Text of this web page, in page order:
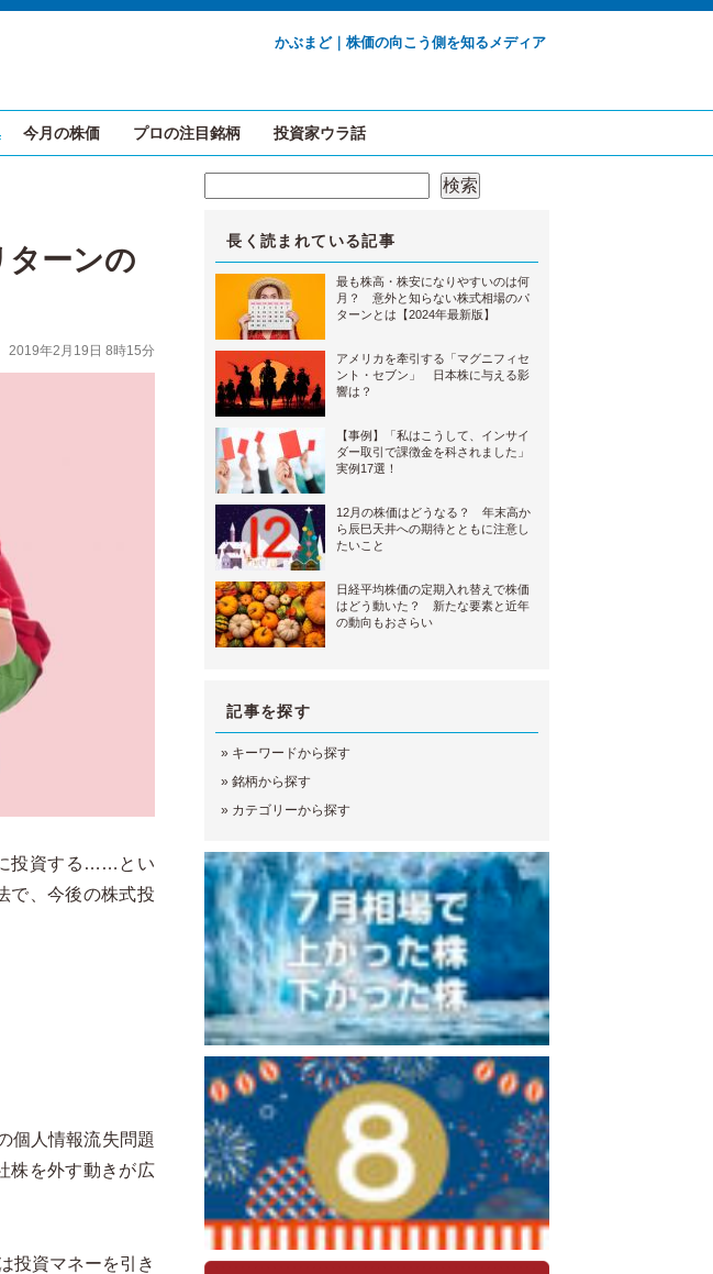
かぶまど｜株価の向こう側を知るメディア
今月の株価 プロの注目銘柄 投資家ウラ話
ターンの
2019年2月19日 8時15分
投資する……とい
で、今後の株式投
個人情報流失問題
株を外す動きが広
投資マネーを引き
検索
長く読まれている記事
最も株高・株安になりやすいのは何
月？ 意外と知らない株式相場のパ
ターンとは【2024年最新版】
アメリカを牽引する「マグニフィセ
ント・セブン」 日本株に与える影
響は？
【事例】「私はこうして、インサイ
ダー取引で課徴金を科されました」
実例17選！
12月の株価はどうなる？ 年末高か
ら辰巳天井への期待とともに注意し
たいこと
日経平均株価の定期入れ替えで株価
はどう動いた？ 新たな要素と近年
の動向もおさらい
記事を探す
» キーワードから探す
»銘柄から探す
» カテゴリーから探す